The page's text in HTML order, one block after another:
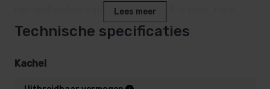
Het bediendeel van de WAVE.COM 4 is klein, fraai
vormgegeven, en temperatuurbestendig tot wel
Lees meer
Technische specificaties
Kachel